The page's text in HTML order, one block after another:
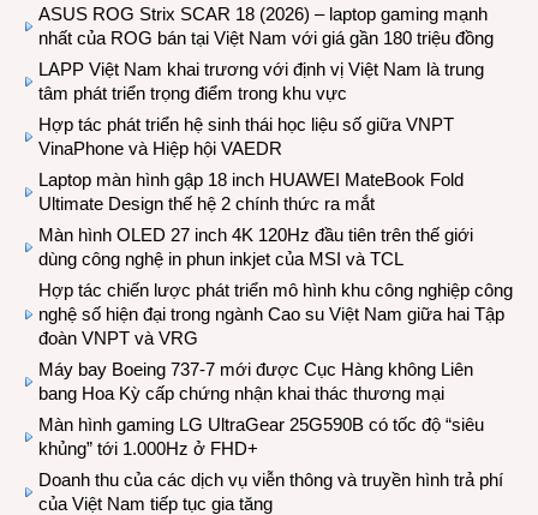
ASUS ROG Strix SCAR 18 (2026) – laptop gaming mạnh
nhất của ROG bán tại Việt Nam với giá gần 180 triệu đồng
LAPP Việt Nam khai trương với định vị Việt Nam là trung
tâm phát triển trọng điểm trong khu vực
Hợp tác phát triển hệ sinh thái học liệu số giữa VNPT
VinaPhone và Hiệp hội VAEDR
Laptop màn hình gập 18 inch HUAWEI MateBook Fold
Ultimate Design thế hệ 2 chính thức ra mắt
Màn hình OLED 27 inch 4K 120Hz đầu tiên trên thế giới
dùng công nghệ in phun inkjet của MSI và TCL
Hợp tác chiến lược phát triển mô hình khu công nghiệp công
nghệ số hiện đại trong ngành Cao su Việt Nam giữa hai Tập
đoàn VNPT và VRG
Máy bay Boeing 737-7 mới được Cục Hàng không Liên
bang Hoa Kỳ cấp chứng nhận khai thác thương mại
Màn hình gaming LG UltraGear 25G590B có tốc độ “siêu
khủng” tới 1.000Hz ở FHD+
Doanh thu của các dịch vụ viễn thông và truyền hình trả phí
của Việt Nam tiếp tục gia tăng